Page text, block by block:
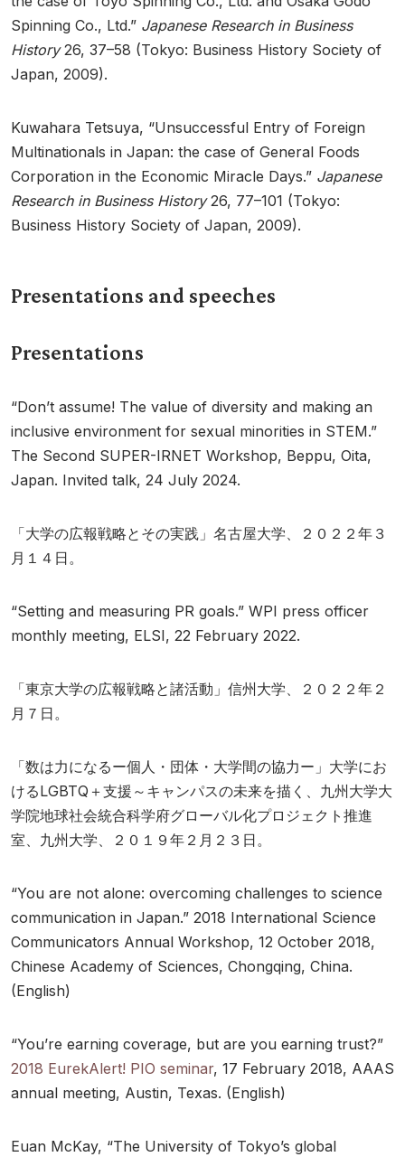
Spinning Co., Ltd.” Japanese Research in Business
History26, 37–58 (Tokyo: Business History Society of
Japan, 2009).
Kuwahara Tetsuya, “Unsuccessful Entry of Foreign
Multinationals in Japan: the case of General Foods
Corporation in the Economic Miracle Days.” Japanese
Research in Business History26, 77–101 (Tokyo:
Business History Society of Japan, 2009).
Presentations and speeches
Presentations
“Don’t assume! The value of diversity and making an
inclusive environment for sexual minorities in STEM.”
The Second SUPER-IRNET Workshop, Beppu, Oita,
Japan. Invited talk, 24 July 2024.
「大学の広報戦略とその実践」名古屋大学、２０２２年３
月１４日。
“Setting and measuring PR goals.” WPI press officer
monthly meeting, ELSI, 22 February 2022.
「東京大学の広報戦略と諸活動」信州大学、２０２２年２
月７日。
「数は力になるー個人・団体・大学間の協力ー」大学にお
けるLGBTQ＋支援～キャンパスの未来を描く、九州大学大
学院地球社会統合科学府グローバル化プロジェクト推進
室、九州大学、２０１９年２月２３日。
“You are not alone: overcoming challenges to science
communication in Japan.” 2018 International Science
Communicators Annual Workshop, 12 October 2018,
Chinese Academy of Sciences, Chongqing, China.
(English)
“You’re earning coverage, but are you earning trust?”
2018 EurekAlert! PIO seminar, 17 February 2018, AAAS
annual meeting, Austin, Texas. (English)
Euan McKay, “The University of Tokyo’s global